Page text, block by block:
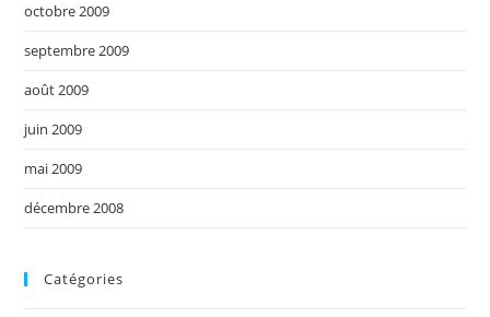
octobre 2009
septembre 2009
août 2009
juin 2009
mai 2009
décembre 2008
Catégories